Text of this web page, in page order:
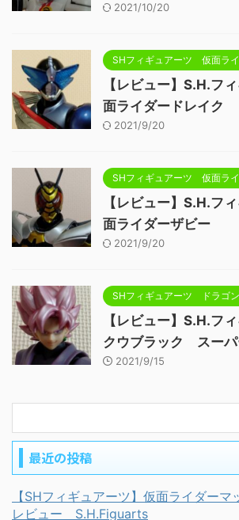
2021/10/20
SHフィギュアーツ 仮面ラ
【レビュー】S.H.フ
面ライダードレイク
2021/9/20
SHフィギュアーツ 仮面ラ
【レビュー】S.H.フ
面ライダーザビー
2021/9/20
SHフィギュアーツ ドラゴ
【レビュー】S.H.フ
クウブラック スーパ
2021/9/15
最近の投稿
【SHフィギュアーツ】仮面ライダー
レビュー S.H.Figuarts